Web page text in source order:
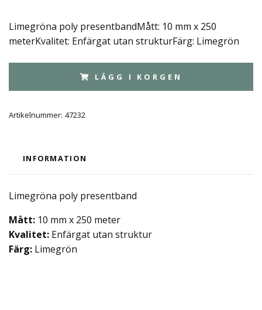
Limegröna poly presentbandMått: 10 mm x 250
meterKvalitet: Enfärgat utan strukturFärg: Limegrön
LÄGG I KORGEN
Artikelnummer: 47232
INFORMATION
Limegröna poly presentband
Mått: 10 mm x 250 meter
Kvalitet: Enfärgat utan struktur
Färg: Limegrön